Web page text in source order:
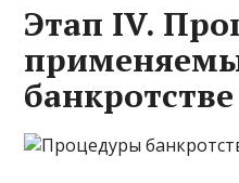
Этап IV.
банкротстве